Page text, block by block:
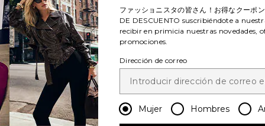
ver más
ファッショニスタの皆さん！お得なクーポ
DE DESCUENTO suscribiéndote a
recibir en primicia nuestras novedades,
promociones.
Dirección de correo
Mujer Hombres